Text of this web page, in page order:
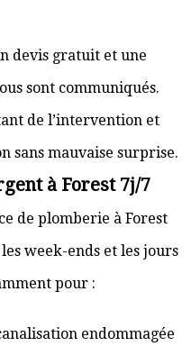
devis gratuit et une
sont communiqués.
de l’intervention et
sans mauvaise surprise.
à Forest 7j/7
de plomberie à Forest
week-ends et les jours
pour :
endommagée